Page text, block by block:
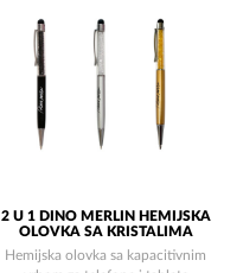
2 U 1 DINO MERLIN HEMIJSKA
OLOVKA SA KRISTALIMA
Hemijska olovka sa kapacitivnim